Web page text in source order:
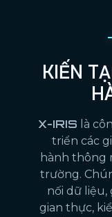
KIẾN
X-IRIS là
triển các
hành thông
trường.
nối dữ liệu,
gian thực,